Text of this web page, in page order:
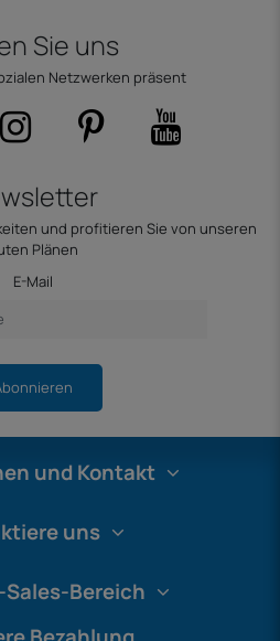
Sie uns
Netzwerken präsent
und profitieren Sie von unseren
Plänen
E-Mail
und Kontakt
uns
Bereich